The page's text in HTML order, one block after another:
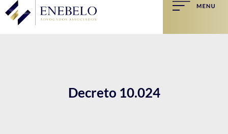
Decreto 10.024